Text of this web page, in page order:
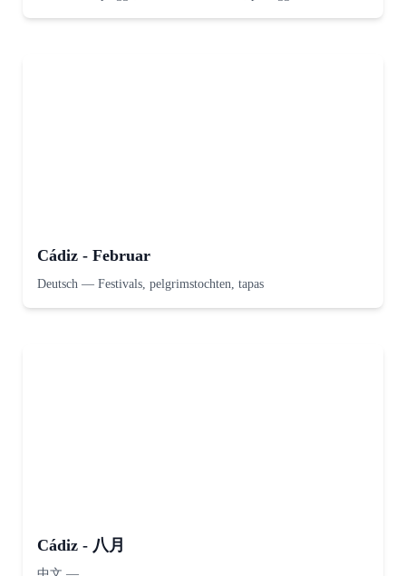
Cádiz - Februar
Deutsch — Festivals, pelgrimstochten, tapas
Cádiz - 八月